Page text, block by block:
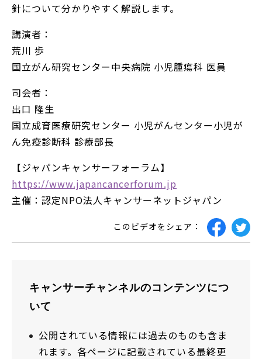
針について分かりやすく解説します。
講演者：
荒川 歩
国立がん研究センター中央病院 小児腫瘍科 医員
司会者：
出口 隆生
国立成育医療研究センター 小児がんセンター小児が
ん免疫診断科 診療部長
【ジャパンキャンサーフォーラム】
https://www.japancancerforum.jp
主催：認定NPO法人キャンサーネットジャパン
このビデオをシェア：
キャンサーチャンネルのコンテンツにつ
いて
公開されている情報には過去のものも含ま
れます。各ページに記載されている最終更